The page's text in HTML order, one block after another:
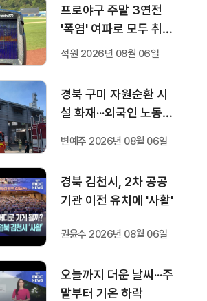
프로야구 주말 3연전
'폭염' 여파로 모두 취소
···다음 주 화요일부터 오
석원 2026년 08월 06일
경북 구미 자원순환 시
설 화재···외국인 노동자
변예주 2026년 08월 06일
경북 김천시, 2차 공공
기관 이전 유치에 '사활'
권윤수 2026년 08월 06일
오늘까지 더운 날씨···주
말부터 기온 하락